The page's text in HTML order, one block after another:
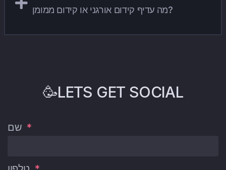
מה עדיף קידום אורגני או קידום ממומן?
🥳LETS GET SOCIAL